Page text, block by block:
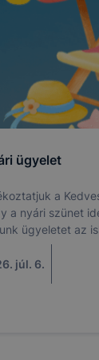
ügyelet
a
a nyári szünet
ügyeletet az
júl. 6.